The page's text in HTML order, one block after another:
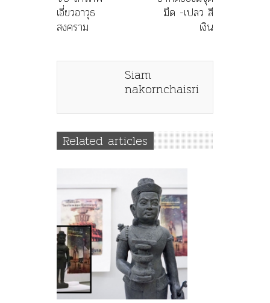
เอี่ยวอาวุธ
สงคราม
มืด -เปลว สี
เงิน
Siam
nakornchaisri
Related articles